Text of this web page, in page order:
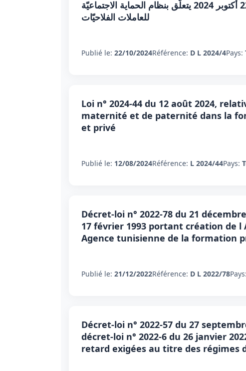
مرسوم عدد 4 لسنة 2024 مؤرّخ في 22 أكتوبر 2024 يتعلّق بنظام الحماية الاجتماعيّة
للعاملات الفلاحيّات
Publié le: 22/10/2024Référence: D L 2024/4Pays:
Loi n° 2024-44 du 12 août 2024,
maternité et de paternité dans la
et privé
Publié le: 12/08/2024Référence: L 2024/44Pays:
Décret-loi n° 2022-78 du 21
17 février 1993 portant création de
Agence tunisienne de la formation
Publié le: 21/12/2022Référence: D L 2022/78Pays:
Décret-loi n° 2022-57 du 27
décret-loi n° 2022-6 du 26 janvier
retard exigées au titre des régimes